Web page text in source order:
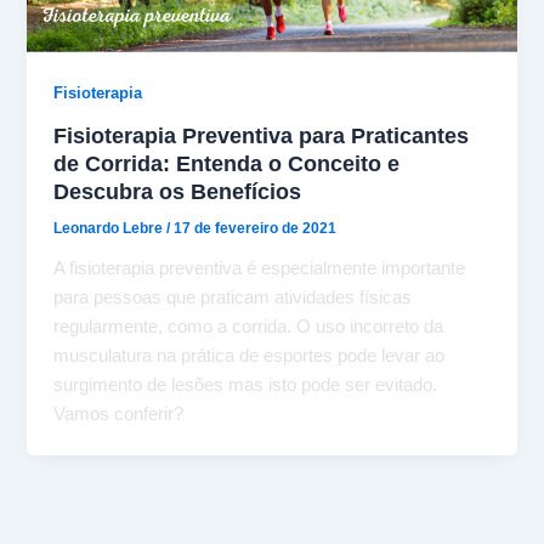
Fisioterapia
Fisioterapia Preventiva para Praticantes
de Corrida: Entenda o Conceito e
Descubra os Benefícios
Leonardo Lebre/17 de fevereiro de 2021
A fisioterapia preventiva é especialmente importante
para pessoas que praticam atividades físicas
regularmente, como a corrida. O uso incorreto da
musculatura na prática de esportes pode levar ao
surgimento de lesões mas isto pode ser evitado.
Vamos conferir?